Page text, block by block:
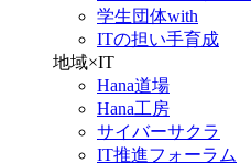
学生団体with
ITの担い手育成
地域×IT
Hana道場
Hana工房
サイバーサクラ
IT推進フォーラム